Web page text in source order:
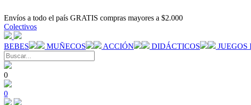
Envíos a todo el país GRATIS compras mayores a $2.000
Colectivos
BEBES MUÑECOS ACCIÓN DIDÁCTICOS JUEGOS
0
0